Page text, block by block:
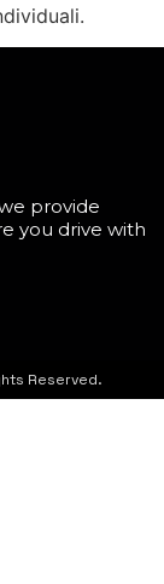
provide
you drive with
Reserved.